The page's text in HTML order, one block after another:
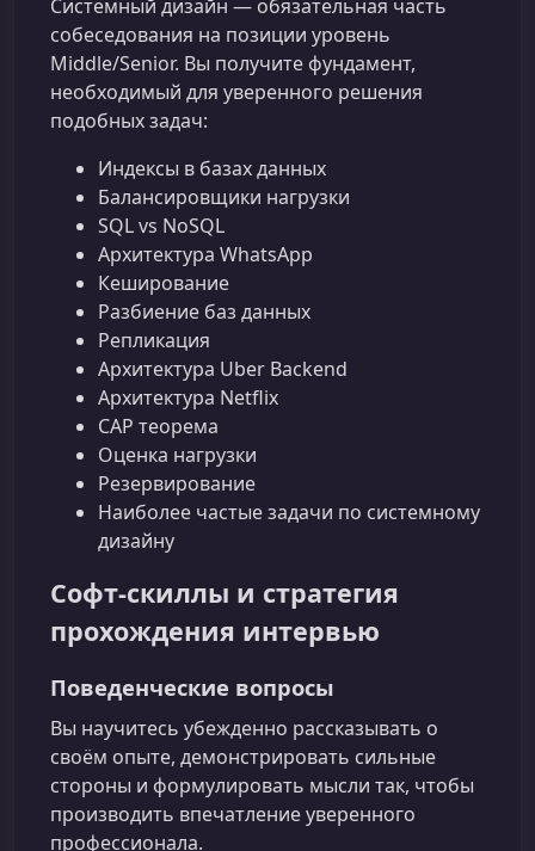
Системный дизайн — обязательная часть
собеседования на позиции уровень
Middle/Senior. Вы получите фундамент,
необходимый для уверенного решения
подобных задач:
Индексы в базах данных
Балансировщики нагрузки
SQL vs NoSQL
Архитектура WhatsApp
Кеширование
Разбиение баз данных
Репликация
Архитектура Uber Backend
Архитектура Netflix
CAP теорема
Оценка нагрузки
Резервирование
Наиболее частые задачи по системному
дизайну
Софт-скиллы и стратегия
прохождения интервью
Поведенческие вопросы
Вы научитесь убежденно рассказывать о
своём опыте, демонстрировать сильные
стороны и формулировать мысли так, чтобы
производить впечатление уверенного
профессионала.